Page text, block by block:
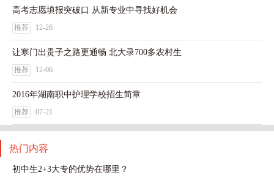
高考志愿填报突破口 从新专业中寻找好机会
推荐 12-26
让寒门出贵子之路更通畅 北大录700多农村生
推荐 12-06
2016年湖南职中护理学校招生简章
推荐 07-21
热门内容
初中生2+3大专的优势在哪里？